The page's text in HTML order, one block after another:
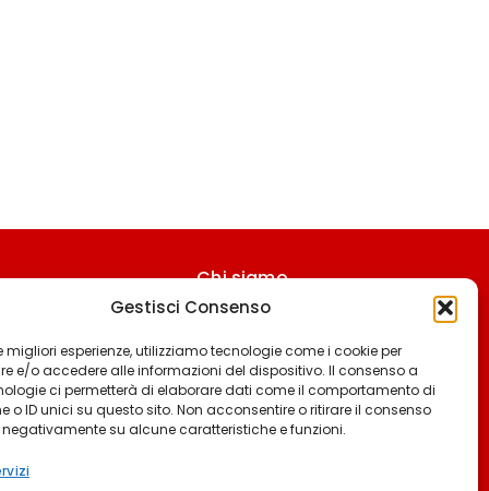
Gestisci Consenso
migliori esperienze, utilizziamo tecnologie come i cookie per
e/o accedere alle informazioni del dispositivo. Il consenso a
ci permetterà di elaborare dati come il comportamento di
o ID unici su questo sito. Non acconsentire o ritirare il consenso
su alcune caratteristiche e funzioni.
Chi siamo
Contattaci
Termini & Condizioni
Cookie policy
Privacy policy